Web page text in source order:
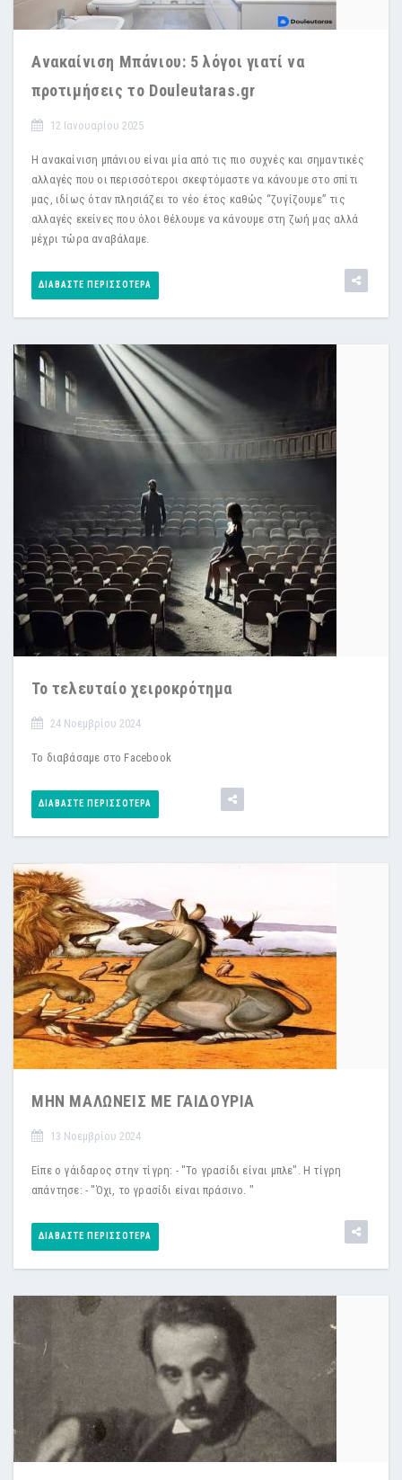
Ανακαίνιση Μπάνιου: 5 λόγοι γιατί να
προτιμήσεις το Douleutaras.gr
12 Ιανουαρίου 2025
Η ανακαίνιση μπάνιου είναι μία από τις πιο συχνές και σημαντικές
αλλαγές που οι περισσότεροι σκεφτόμαστε να κάνουμε στο σπίτι
μας, ιδίως όταν πλησιάζει το νέο έτος καθώς “ζυγίζουμε” τις
αλλαγές εκείνες που όλοι θέλουμε να κάνουμε στη ζωή μας αλλά
μέχρι τώρα αναβάλαμε.
ΔΙΑΒΆΣΤΕ ΠΕΡΙΣΣΌΤΕΡΑ
Το τελευταίο χειροκρότημα
24 Νοεμβρίου 2024
Το διαβάσαμε στο Facebook
ΔΙΑΒΆΣΤΕ ΠΕΡΙΣΣΌΤΕΡΑ
ΜΗΝ ΜΑΛΩΝΕΙΣ ΜΕ ΓΑΙΔΟΥΡΙΑ
13 Νοεμβρίου 2024
Είπε ο γάιδαρος στην τίγρη: - "Το γρασίδι είναι μπλε". Η τίγρη
απάντησε: - "Όχι, το γρασίδι είναι πράσινο. "
ΔΙΑΒΆΣΤΕ ΠΕΡΙΣΣΌΤΕΡΑ